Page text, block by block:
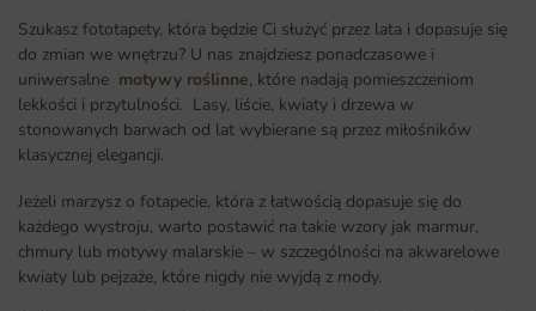
Szukasz fototapety, która będzie Ci służyć przez lata i dopasuje się
do zmian we wnętrzu? U nas znajdziesz ponadczasowe i
uniwersalne motywy roślinne, które nadają pomieszczeniom
lekkości i przytulności. Lasy, liście, kwiaty i drzewa w
stonowanych barwach od lat wybierane są przez miłośników
klasycznej elegancji.
Jeżeli marzysz o fotapecie, która z łatwością dopasuje się do
każdego wystroju, warto postawić na takie wzory jak marmur,
chmury lub motywy malarskie – w szczególności na akwarelowe
kwiaty lub pejzaże, które nigdy nie wyjdą z mody.